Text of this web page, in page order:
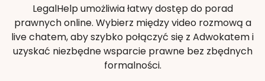
LegalHelp umożliwia łatwy dostęp do porad
prawnych online. Wybierz między video rozmową a
live chatem, aby szybko połączyć się z Adwokatem i
uzyskać niezbędne wsparcie prawne bez zbędnych
formalności.